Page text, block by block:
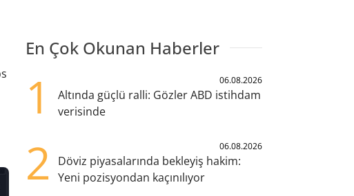
En Çok Okunan Haberler
1 06.08.2026
Altında güçlü ralli: Gözler ABD istihdam
verisinde
2 06.08.2026
Döviz piyasalarında bekleyiş hakim:
Yeni pozisyondan kaçınılıyor